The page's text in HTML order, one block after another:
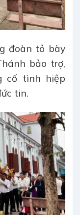
đoàn tỏ bày
bảo trợ,
cố tình hiệp
tin.